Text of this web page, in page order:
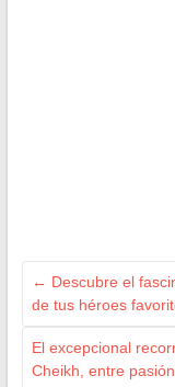
← Descubre el
de tus héroes
El excepcional
Cheikh, entre